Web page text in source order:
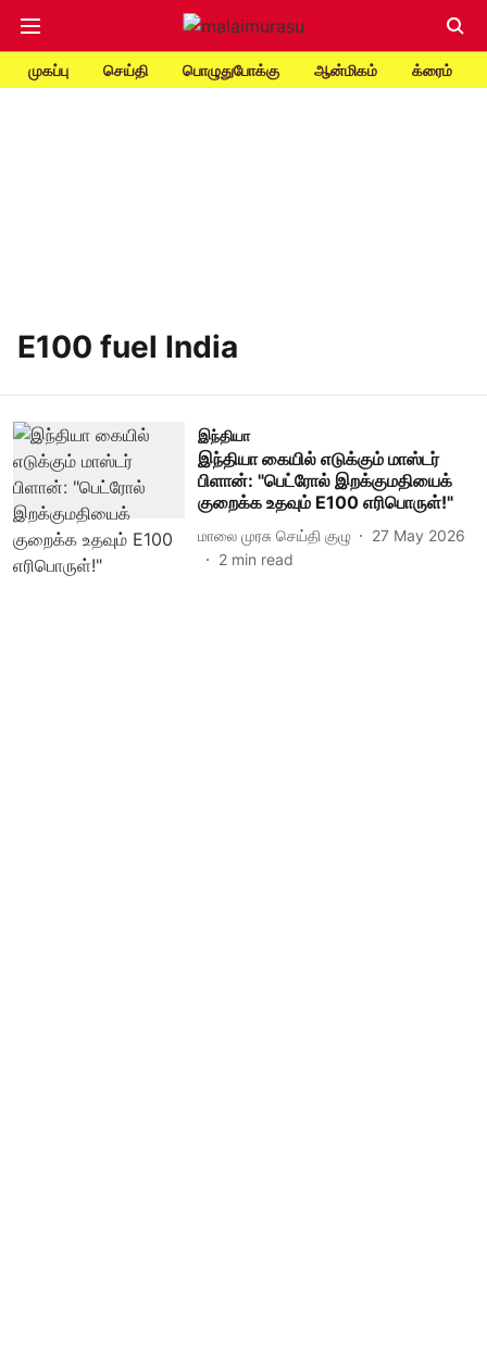
முகப்பு செய்தி பொழுதுபோக்கு ஆன்மிகம் க்ரைம்
E100 fuel India
இந்தியா
இந்தியா கையில் எடுக்கும் மாஸ்டர்
பிளான்: "பெட்ரோல் இறக்குமதியைக்
குறைக்க உதவும் E100 எரிபொருள்!"
மாலை முரசு செய்தி குழு
27 May 2026
2 min read